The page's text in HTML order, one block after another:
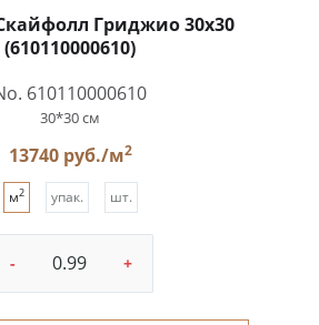
Гриджио 30x30
(610110000610)
610110000610
30*30 см
13740 руб./м2
м2 упак. шт.
- +